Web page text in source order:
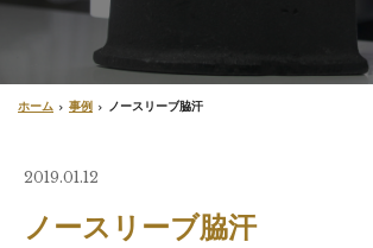
ホーム 事例 ノースリーブ脇汗
2019.01.12
ノースリーブ脇汗